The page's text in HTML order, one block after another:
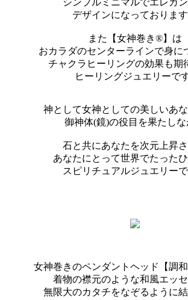
デザインになっております
また【女神巻き®】は
おカラダのセンターラインで身に
チャクラヒーリングの効果も期
ヒーリングジュエリーで
神として女神としての美しいあ
御神体(鏡)の役目を果たしな
石と共にあなたを次元上昇
あなたにとって世界でたった
スピリチュアルジュエリー
女神巻きのペンダントヘッド【調和
着物の襟元のような和風エッ
無限大のカタチをなぞるように